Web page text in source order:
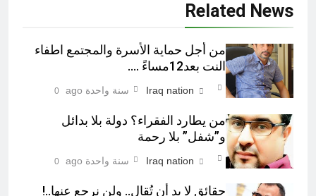
Related News
من أجل حماية الأسرة والمجتمع اطفاء
النت بعد12مساءً ….
Iraq nation سنة واحدة ago 0
من يطارد الفقراء؟ دولة بلا بدائل
و”شفل” بلا رحمة
Iraq nation سنة واحدة ago 0
حقائق لا بد أن تُقال.. ولن نرجع عنها..!